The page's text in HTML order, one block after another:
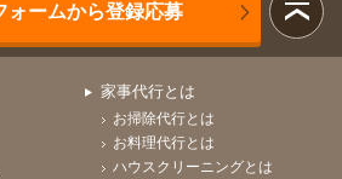
ォームから登録応募
家事代行とは
お掃除代行とは
お料理代行とは
ハウスクリーニングとは